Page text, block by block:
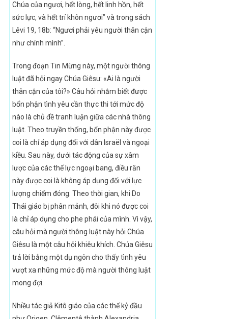
Chúa của ngươi, hết lòng, hết linh hồn, hết
sức lực, và hết trí khôn ngươi” và trong sách
Lêvi 19, 18b: “Ngươi phải yêu người thân cận
như chính mình”.
Trong đoạn Tin Mừng này, một người thông
luật đã hỏi ngay Chúa Giêsu: «Ai là người
thân cận của tôi?» Câu hỏi nhằm biết được
bổn phận tình yêu cần thực thi tới mức độ
nào là chủ đề tranh luận giữa các nhà thông
luật. Theo truyền thống, bổn phận này được
coi là chỉ áp dụng đối với dân Israël và ngoại
kiều. Sau này, dưới tác động của sự xâm
lược của các thế lực ngoại bang, điều răn
này được coi là không áp dụng đối với lực
lượng chiếm đóng. Theo thời gian, khi Do
Thái giáo bị phân mảnh, đôi khi nó được coi
là chỉ áp dụng cho phe phái của mình. Vì vậy,
câu hỏi mà người thông luật này hỏi Chúa
Giêsu là một câu hỏi khiêu khích. Chúa Giêsu
trả lời bằng một dụ ngôn cho thấy tình yêu
vượt xa những mức độ mà người thông luật
mong đợi.
Nhiều tác giả Kitô giáo của các thế kỷ đầu